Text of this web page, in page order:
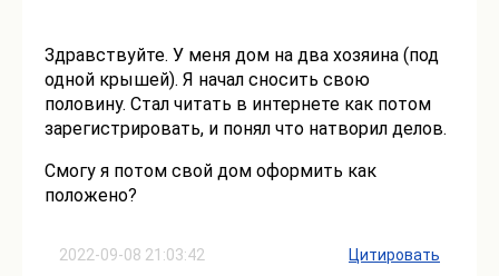
2022-09-08 21:03:42
Здравствуйте. У меня дом на два хозяина (под
одной крышей). Я начал сносить свою
половину. Стал читать в интернете как потом
зарегистрировать, и понял что натворил делов.
Смогу я потом свой дом оформить как
положено?
Цитировать